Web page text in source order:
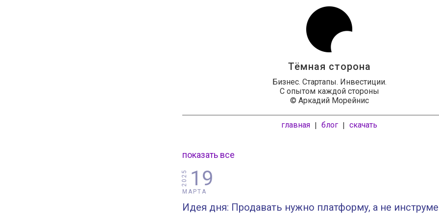
Тёмная сторона
Бизнес. Стартапы. Инвестиции.
С опытом каждой стороны
© Аркадий Морейнис
главная | блог | скачать
показать все
19
МАРТА
2025
Идея дня: Продавать нужно платформу, а не